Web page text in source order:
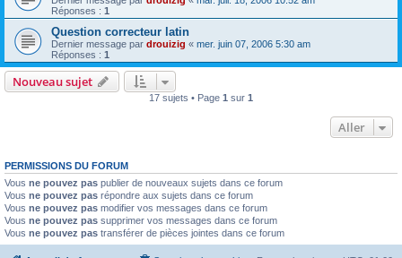
Réponses : 1
Question correcteur latin
Dernier message par drouizig « mer. juin 07, 2006 5:30 am
Réponses : 1
Nouveau sujet
17 sujets • Page 1 sur 1
Aller
PERMISSIONS DU FORUM
Vous ne pouvez pas publier de nouveaux sujets dans ce forum
Vous ne pouvez pas répondre aux sujets dans ce forum
Vous ne pouvez pas modifier vos messages dans ce forum
Vous ne pouvez pas supprimer vos messages dans ce forum
Vous ne pouvez pas transférer de pièces jointes dans ce forum